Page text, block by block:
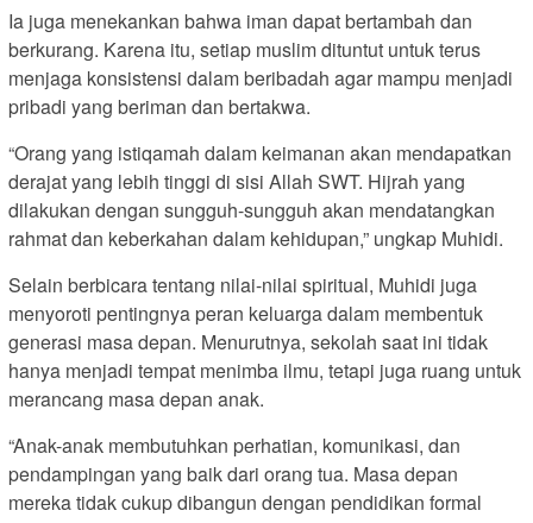
Ia juga menekankan bahwa iman dapat bertambah dan
berkurang. Karena itu, setiap muslim dituntut untuk terus
menjaga konsistensi dalam beribadah agar mampu menjadi
pribadi yang beriman dan bertakwa.
“Orang yang istiqamah dalam keimanan akan mendapatkan
derajat yang lebih tinggi di sisi Allah SWT. Hijrah yang
dilakukan dengan sungguh-sungguh akan mendatangkan
rahmat dan keberkahan dalam kehidupan,” ungkap Muhidi.
Selain berbicara tentang nilai-nilai spiritual, Muhidi juga
menyoroti pentingnya peran keluarga dalam membentuk
generasi masa depan. Menurutnya, sekolah saat ini tidak
hanya menjadi tempat menimba ilmu, tetapi juga ruang untuk
merancang masa depan anak.
“Anak-anak membutuhkan perhatian, komunikasi, dan
pendampingan yang baik dari orang tua. Masa depan
mereka tidak cukup dibangun dengan pendidikan formal